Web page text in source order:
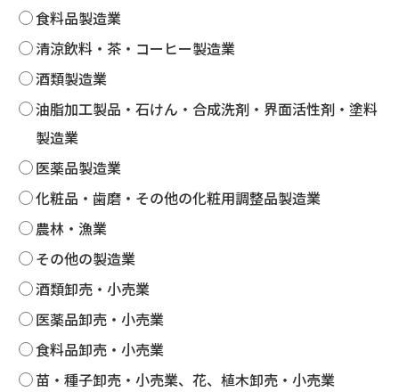
食料品製造業
清涼飲料・茶・コーヒー製造業
酒類製造業
油脂加工製品・石けん・合成洗剤・界面活性剤・塗料
製造業
医薬品製造業
化粧品・歯磨・その他の化粧用調整品製造業
農林・漁業
その他の製造業
酒類卸売・小売業
医薬品卸売・小売業
食料品卸売・小売業
苗・種子卸売・小売業、花、植木卸売・小売業